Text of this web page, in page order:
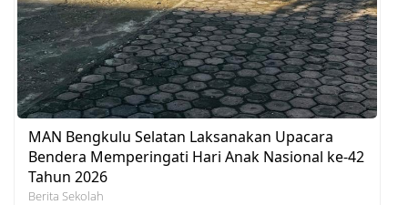
MAN Bengkulu Selatan Laksanakan Upacara
Bendera Memperingati Hari Anak Nasional ke-42
Tahun 2026
Berita Sekolah